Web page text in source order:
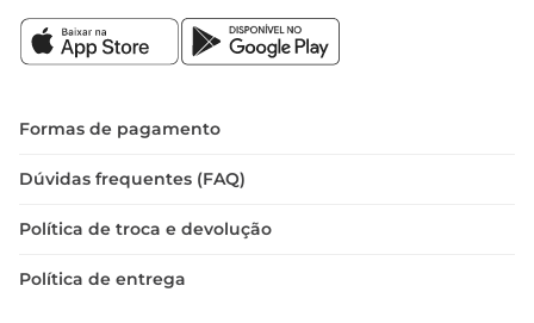
o Vinho Argentino Norton Port Cabernet
Sauvignon é uma escolha que reflete bom gosto
cada gole e deixese levar pela riquezade sabores
Formas de pagamento
Dúvidas frequentes (FAQ)
Política de troca e devolução
Política de entrega